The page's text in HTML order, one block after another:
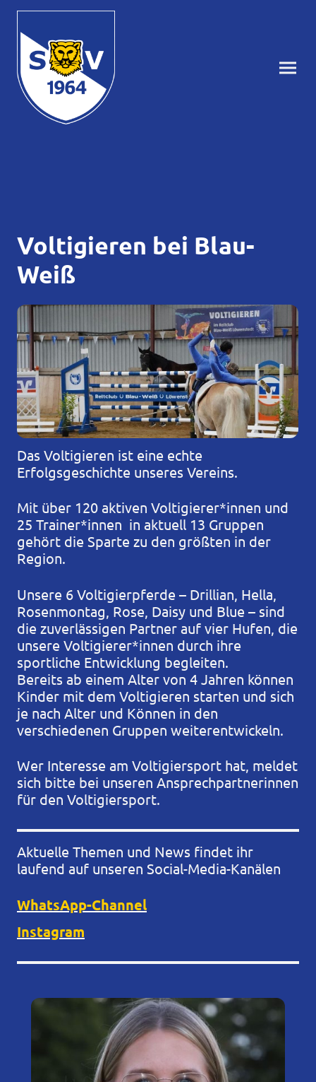
Voltigieren bei Blau-
Weiß
Das Voltigieren ist eine echte
Erfolgsgeschichte unseres Vereins.
Mit über 120 aktiven Voltigierer*innen und
25 Trainer*innen in aktuell 13 Gruppen
gehört die Sparte zu den größten in der
Region.
Unsere 6 Voltigierpferde – Drillian, Hella,
Rosenmontag, Rose, Daisy und Blue – sind
die zuverlässigen Partner auf vier Hufen, die
unsere Voltigierer*innen durch ihre
sportliche Entwicklung begleiten.
Bereits ab einem Alter von 4 Jahren können
Kinder mit dem Voltigieren starten und sich
je nach Alter und Können in den
verschiedenen Gruppen weiterentwickeln.
Wer Interesse am Voltigiersport hat, meldet
sich bitte bei unseren Ansprechpartnerinnen
für den Voltigiersport.
Aktuelle Themen und News findet ihr
laufend auf unseren Social-Media-Kanälen
WhatsApp-Channel
Instagram